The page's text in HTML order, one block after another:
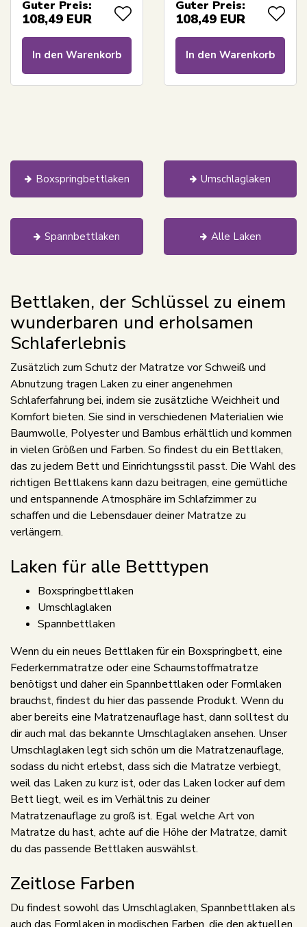
Anthrazitgraues
Guter Preis:
108,49 EUR
In den Warenkorb
für Topmatratze -
Guter Preis:
108,49 EUR
In den Warenkorb
Boxspringbettlaken Umschlaglaken
Spannbettlaken Alle Laken
Bettlaken, der Schlüssel zu einem
wunderbaren und erholsamen
Schlaferlebnis
Zusätzlich zum Schutz der Matratze vor Schweiß und
Abnutzung tragen Laken zu einer angenehmen
Schlaferfahrung bei, indem sie zusätzliche Weichheit und
Komfort bieten. Sie sind in verschiedenen Materialien wie
Baumwolle, Polyester und Bambus erhältlich und kommen
in vielen Größen und Farben. So findest du ein Bettlaken,
das zu jedem Bett und Einrichtungsstil passt. Die Wahl des
richtigen Bettlakens kann dazu beitragen, eine gemütliche
und entspannende Atmosphäre im Schlafzimmer zu
schaffen und die Lebensdauer deiner Matratze zu
verlängern.
Laken für alle Betttypen
Boxspringbettlaken
Umschlaglaken
Spannbettlaken
Wenn du ein neues Bettlaken für ein Boxspringbett, eine
Federkernmatratze oder eine Schaumstoffmatratze
benötigst und daher ein Spannbettlaken oder Formlaken
brauchst, findest du hier das passende Produkt. Wenn du
aber bereits eine Matratzenauflage hast, dann solltest du
dir auch mal das bekannte Umschlaglaken ansehen. Unser
Umschlaglaken legt sich schön um die Matratzenauflage,
sodass du nicht erlebst, dass sich die Matratze verbiegt,
weil das Laken zu kurz ist, oder das Laken locker auf dem
Bett liegt, weil es im Verhältnis zu deiner
Matratzenauflage zu groß ist. Egal welche Art von
Matratze du hast, achte auf die Höhe der Matratze, damit
du das passende Bettlaken auswählst.
Zeitlose Farben
Du findest sowohl das Umschlaglaken, Spannbettlaken als